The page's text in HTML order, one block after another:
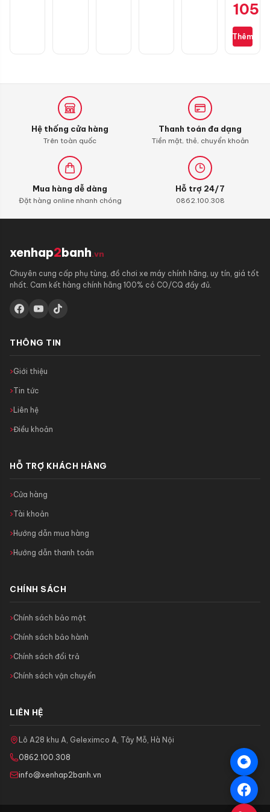
sinh
đốt
Liqui
Thêm
Hệ thống cửa hàng
Trên toàn quốc
Thanh toán đa dạng
Tiền mặt, thẻ, chuyển khoản
Mua hàng dễ dàng
Đặt hàng online nhanh chóng
Hỗ trợ 24/7
0862.100.308
xenhap2banh.vn
Chuyên cung cấp phụ tùng, đồ chơi xe máy chính hãng, uy tín, giá tốt
nhất. Cam kết hàng chính hãng 100% có CO/CQ đầy đủ.
THÔNG TIN
Giới thiệu
Tin tức
Liên hệ
Điều khoản
HỖ TRỢ KHÁCH HÀNG
Cửa hàng
Tài khoản
Hướng dẫn mua hàng
Hướng dẫn thanh toán
CHÍNH SÁCH
Chính sách bảo mật
Chính sách bảo hành
Chính sách đổi trả
Chính sách vận chuyển
LIÊN HỆ
Lô A28 khu A, Geleximco A, Tây Mỗ, Hà Nội
0862.100.308
info@xenhap2banh.vn